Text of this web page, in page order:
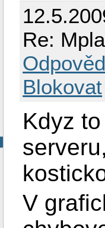
Re:
Blokovat
Kdyz
V